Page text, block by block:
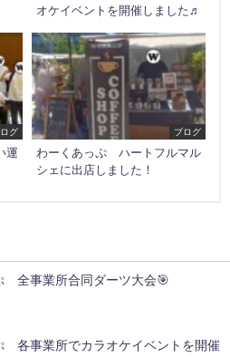
オケイベントを開催しました♬
グ
運
ブログ
わーくあっぷ ハートフルマル
シェに出店しました！
全事業所合同ダーツ大会🎯
各事業所でカラオケイベントを開催